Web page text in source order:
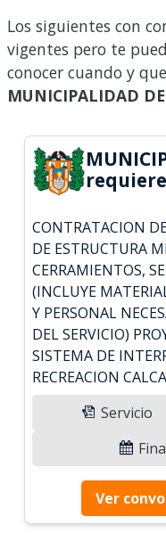
Los siguientes con
vigentes pero te
conocer cuando y
MUNICIPALIDAD
CONTRATACION
DE ESTRUCTURA
CERRAMIENTOS,
(INCLUYE
Y PERSONAL
DEL SERVICIO)
SISTEMA DE
RECREACION
Servicio
Ver